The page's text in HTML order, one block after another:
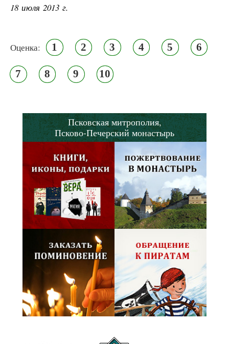
18 июля 2013 г.
Оценка: 1 2 3 4 5 6
7 8 9 10
Псковская митрополия,
Псково-Печерский монастырь